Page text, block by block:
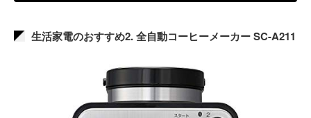
生活家電のおすすめ2. 全自動コーヒーメーカー SC-A211